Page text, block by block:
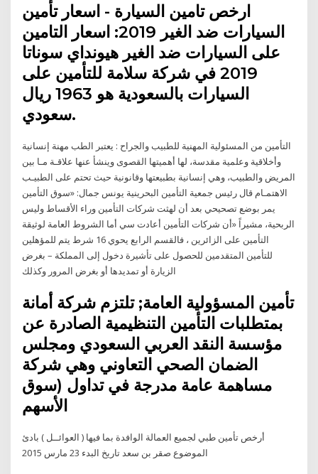
ارخص تامين السيارة - اسعار تأمين
السيارات ضد الغير 2019: اسعار التامين
على السيارات ضد الغير هيونداي سوناتا
2019 في شركة سلامة للتأمين على
السيارات بالسعودية هو 1963 ريال
سعودي.
التأمين من المسئولية المهنية للطبيب والجراح : يعتبر الطب مهنة إنسانية
وأخلاقية وعلمية مقدسة، لها أهميتها القصوى وينشأ عنها علاقـة مـا بين
المريض والطبيب، وهي إنسانية بطبيعتها وقانونية حيث تحتم على الطبيـب
الاهتمـام قال رئيس جمعية التأمين البحرينية يونس جمال: «سوق التأمين
يمر بوضع تصحيحي بعد أن لهثت شركات التأمين وراء الأقساط وليس
الربحية، مشيراً «أن شركات التأمين أعادت سي أما الشروط العامة لوثيقة
التأمين على الزائرين ، فالقسم الرابع يحوي 16 شرط يتم للمؤهلين
للتأمين المتقدمين للحصول على تأشيرة دخول إلى المملكة – بغرض
الزيارة أو تمديدها أو بغرض المرور وكذلك
تأمين المسؤولية العامة; تلتزم شركة أمانة
بمتطلبات التأمين التنظيمية الصادرة عن
مؤسسة النقد العربي السعودي ومجلس
الضمان الصحي التعاوني وهي شركة
مساهمة عامة مدرجة في تداول (سوق
الأسهم
أرخص تأمين طبي لجميع العمالة الوافدة بما فيها ( العوائــل ) بادئ
الموضوع صقر بن سعد تاريخ البدء 23 مارس 2015